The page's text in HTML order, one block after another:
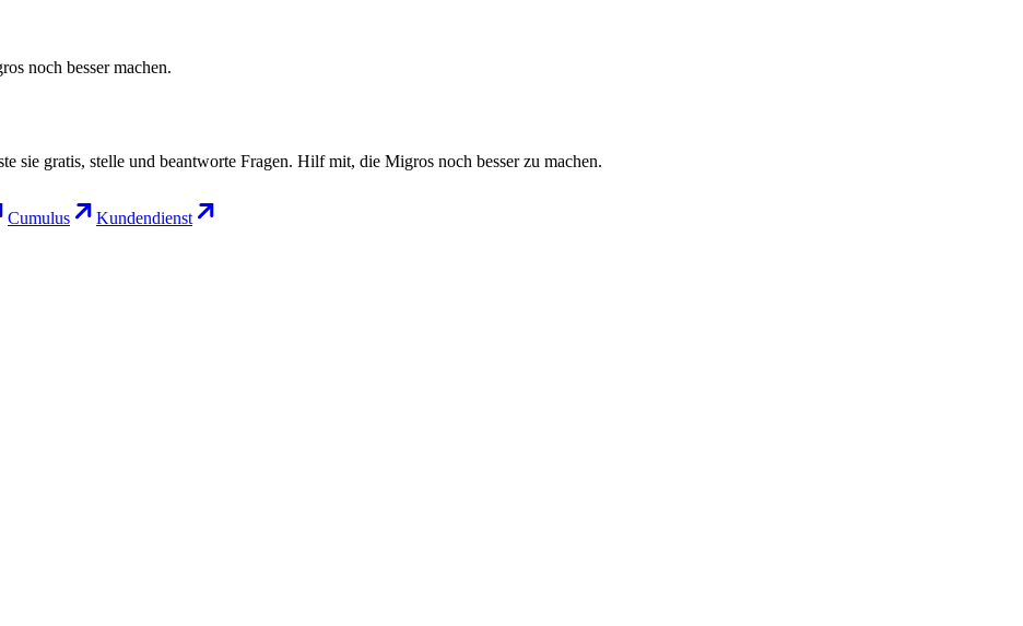
noch besser machen.
sie gratis, stelle und beantworte Fragen. Hilf mit, die Migros noch besser zu machen.
Cumulus Kundendienst